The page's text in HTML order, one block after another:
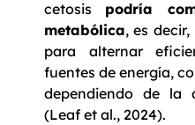
cetosis podría
metabólica, es
para alternar
fuentes de energía,
dependiendo de la
(Leaf et al., 2024).